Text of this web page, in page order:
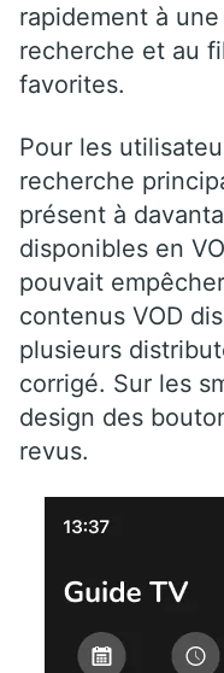
rapidement à
recherche et au
favorites.
Pour les
recherche
présent à
disponibles en
pouvait
contenus VOD
plusieurs
corrigé. Sur les
design des
revus.